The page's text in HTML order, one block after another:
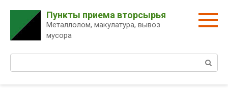
контенту
Пункты приема вторсырья
Металлолом, макулатура, вывоз
мусора